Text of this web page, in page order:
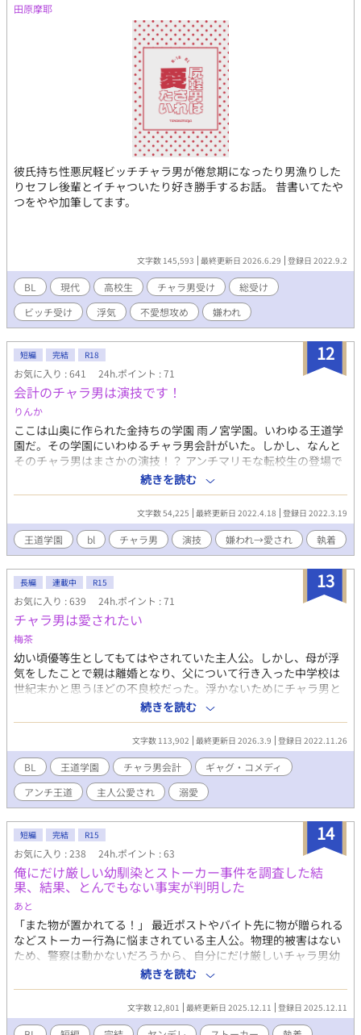
田原摩耶
彼氏持ち性悪尻軽ビッチチャラ男が倦怠期になったり男漁りした
りセフレ後輩とイチャついたり好き勝手するお話。 昔書いてたや
つをやや加筆してます。
文字数 145,593 最終更新日 2026.6.29 登録日 2022.9.2
BL 現代 高校生 チャラ男受け
総受け
ビッチ受け
浮気 不愛想攻め 嫌われ
12
短編 完結 R18
お気に入り : 641 24h.ポイント : 71
会計のチャラ男は演技です！
りんか
ここは山奥に作られた金持ちの学園 雨ノ宮学園。いわゆる王道学
園だ。その学園にいわゆるチャラ男会計がいた。しかし、なんと
そのチャラ男はまさかの演技！？ アンチマリモな転校生の登場で
生徒会メンバーから嫌われて1人になってしまう主人公でも、生徒
会メンバーのために必死で頑張った結果…… そして主人公には暗
い過去が・・・ チャラ男非王道な学園物語
続きを読む
文字数 54,225 最終更新日 2022.4.18 登録日 2022.3.19
王道学園 bl チャラ男 演技 嫌われ→愛され 執着
13
長編 連載中 R15
お気に入り : 639 24h.ポイント : 71
チャラ男は愛されたい
梅茶
幼い頃優等生としてもてはやされていた主人公。しかし、母が浮
気をしたことで親は離婚となり、父について行き入った中学校は
世紀末かと思うほどの不良校だった。浮かないためにチャラ男と
して過ごす日々にストレスが溜まった主人公は、高校はこの学校
にいる奴らが絶対に入れないような所にしようと決意し、山奥に
ひっそりとたつ超一流学校への入学を決める…。 きまぐれ更新で
すし頭のおかしいキャラ率高めです…寛容な心で見て頂けたら…
ただいま迷走中です
続きを読む
文字数 113,902 最終更新日 2026.3.9 登録日 2022.11.26
BL 王道学園 チャラ男会計
ギャグ・コメディ
アンチ王道
主人公愛され 溺愛
14
短編 完結 R15
お気に入り : 238 24h.ポイント : 63
俺にだけ厳しい幼馴染とストーカー事件を調査した結
果、結果、とんでもない事実が判明した
あと
「また物が置かれてる！」 最近ポストやバイト先に物が贈られる
などストーカー行為に悩まされている主人公。物理的被害はない
ため、警察は動かないだろうから、自分にだけ厳しいチャラ男幼
馴染を味方につけ、自分たちだけで調査することに。なんとかス
トーカーを捕まえるが、違和感は残り、物語は意外な方向に…？
⚠️ヤンデレ、ストーカー要素が含まれています。 攻めが重度のヤ
ンデレです。自衛してください。 ちょっと怖い場面が含まれてい
ます。 ミステリー要素があります。 一応ハピエンです。 主人公:
続きを読む
文字数 12,801 最終更新日 2025.12.11 登録日 2025.12.11